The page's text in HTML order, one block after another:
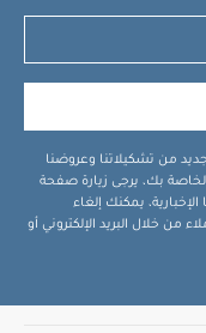
جديد من تشكيلاتنا وعروضنا
الخاصة بك، يرجى زيارة صفحة
يمكنك إلغاء
من خلال البريد الإلكتروني أو